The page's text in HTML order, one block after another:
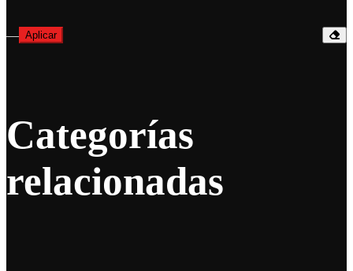
— Aplicar
Categorías
relacionadas